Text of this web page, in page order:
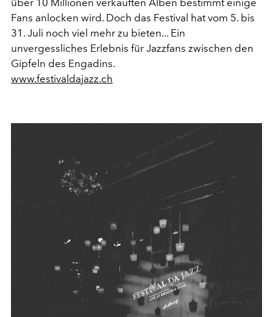
über 10 Millionen verkauften Alben bestimmt einige
Fans anlocken wird. Doch das Festival hat vom 5. bis
31. Juli noch viel mehr zu bieten... Ein
unvergessliches Erlebnis für Jazzfans zwischen den
Gipfeln des Engadins.
www.festivaldajazz.ch